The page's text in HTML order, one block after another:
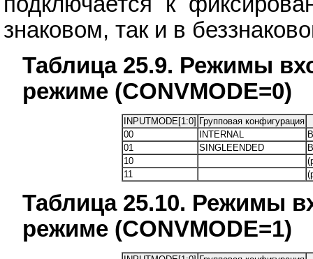
знаковом, так и в
Таблица 25.9. Режимы
режиме (CONVMODE=0)
INPUTMODE[1:0] Групповая конфигурация
00
INTERNAL
01
SINGLEENDED
10
11
Таблица 25.10. Режимы
режиме (CONVMODE=1)